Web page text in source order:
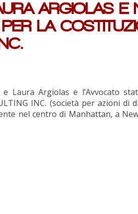
ARGIOLAS E
LA
Laura Argiolas e l’Avvocato
INC. (società per azioni
nel centro di Manhattan, a